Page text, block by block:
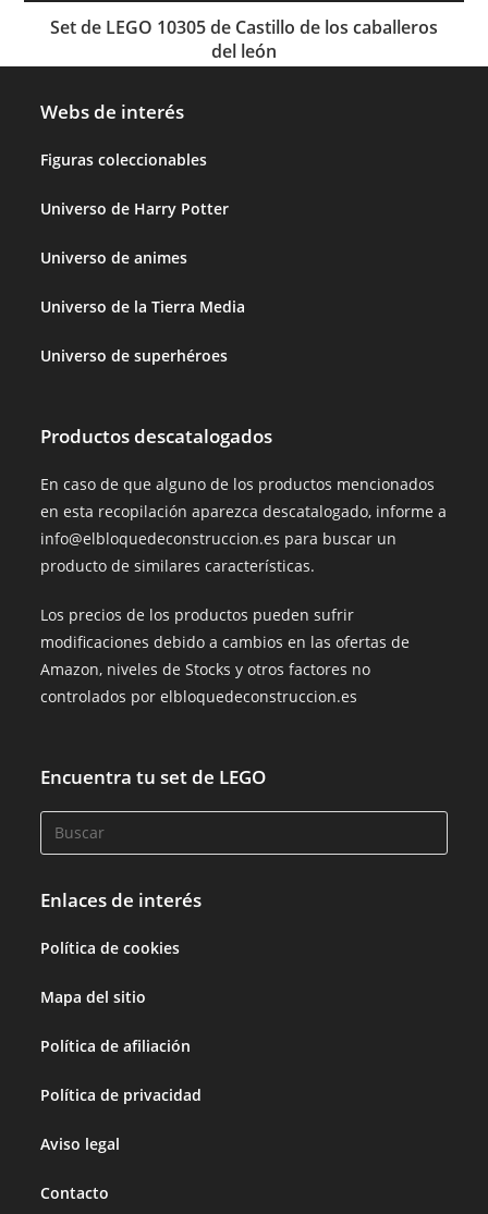
Set de LEGO 10305 de Castillo de los caballeros
del león
Webs de interés
Figuras coleccionables
Universo de Harry Potter
Universo de animes
Universo de la Tierra Media
Universo de superhéroes
Productos descatalogados
En caso de que alguno de los productos mencionados
en esta recopilación aparezca descatalogado, informe a
info@elbloquedeconstruccion.es para buscar un
producto de similares características.
Los precios de los productos pueden sufrir
modificaciones debido a cambios en las ofertas de
Amazon, niveles de Stocks y otros factores no
controlados por elbloquedeconstruccion.es
Encuentra tu set de LEGO
Enlaces de interés
Política de cookies
Mapa del sitio
Política de afiliación
Política de privacidad
Aviso legal
Contacto